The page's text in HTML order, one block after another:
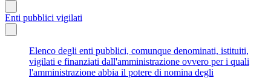
Enti pubblici vigilati
Elenco degli enti pubblici, comunque denominati, istituiti,
vigilati e finanziati dall'amministrazione ovvero per i quali
l'amministrazione abbia il potere di nomina degli